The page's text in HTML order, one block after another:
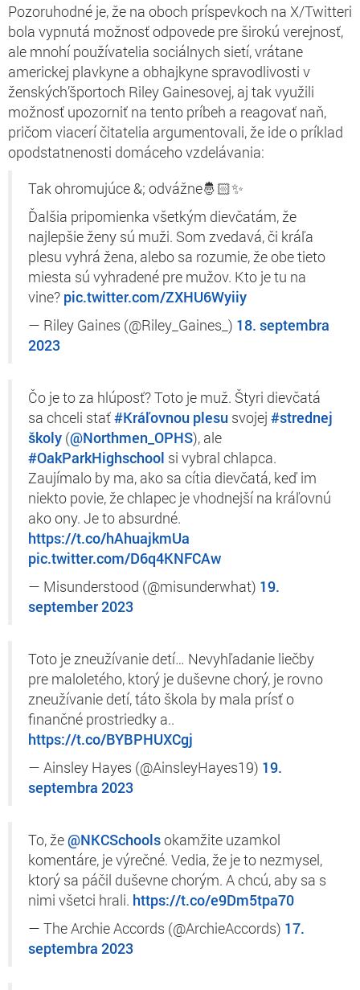
Pozoruhodné je, že na oboch príspevkoch na X/Twitteri
bola vypnutá možnosť odpovede pre širokú verejnosť,
ale mnohí používatelia sociálnych sietí, vrátane
americkej plavkyne a obhajkyne spravodlivosti v
ženských’športoch Riley Gainesovej, aj tak využili
možnosť upozorniť na tento príbeh a reagovať naň,
pričom viacerí čitatelia argumentovali, že ide o príklad
opodstatnenosti domáceho vzdelávania:
Tak ohromujúce &; odvážne🤴🏻✨
Ďalšia pripomienka všetkým dievčatám, že
najlepšie ženy sú muži. Som zvedavá, či kráľa
plesu vyhrá žena, alebo sa rozumie, že obe tieto
miesta sú vyhradené pre mužov. Kto je tu na
vine? pic.twitter.com/ZXHU6Wyiiy
— Riley Gaines (@Riley_Gaines_) 18. septembra
2023
Čo je to za hlúposť? Toto je muž. Štyri dievčatá
sa chceli stať#Kráľovnou plesu svojej #strednej
školy (@Northmen_OPHS), ale
#OakParkHighschool si vybral chlapca.
Zaujímalo by ma, ako sa cítia dievčatá, keď im
niekto povie, že chlapec je vhodnejší na kráľovnú
ako ony. Je to absurdné.
https://t.co/hAhuajkmUa
pic.twitter.com/D6q4KNFCAw
— Misunderstood (@misunderwhat) 19.
september 2023
Toto je zneužívanie detí… Nevyhľadanie liečby
pre maloletého, ktorý je duševne chorý, je rovno
zneužívanie detí, táto škola by mala prísť o
finančné prostriedky a..
https://t.co/BYBPHUXCgj
— Ainsley Hayes (@AinsleyHayes19) 19.
septembra 2023
To, že@NKCSchoolsokamžite uzamkol
komentáre, je výrečné. Vedia, že je to nezmysel,
ktorý sa páčil duševne chorým. A chcú, aby sa s
nimi všetci hrali. https://t.co/e9Dm5tpa70
— The Archie Accords (@ArchieAccords) 17.
septembra 2023